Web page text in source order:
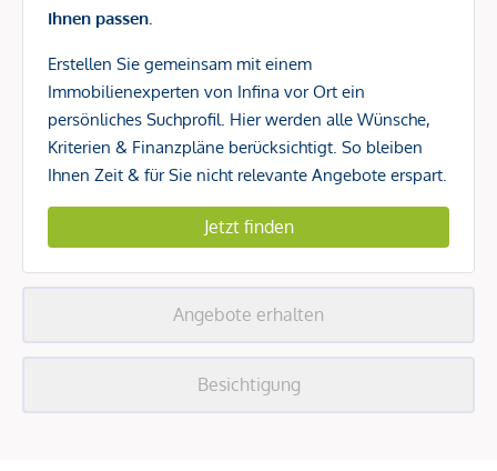
Ihnen passen.
Erstellen Sie gemeinsam mit einem
Immobilienexperten von Infina vor Ort ein
persönliches Suchprofil. Hier werden alle Wünsche,
Kriterien & Finanzpläne berücksichtigt. So bleiben
Ihnen Zeit & für Sie nicht relevante Angebote erspart.
Jetzt finden
Angebote erhalten
Besichtigung